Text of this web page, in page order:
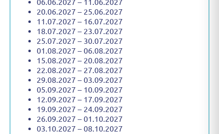
06.06.2027 – 11.06.2027
20.06.2027 – 25.06.2027
11.07.2027 – 16.07.2027
18.07.2027 – 23.07.2027
25.07.2027 – 30.07.2027
01.08.2027 – 06.08.2027
15.08.2027 – 20.08.2027
22.08.2027 – 27.08.2027
29.08.2027 – 03.09.2027
05.09.2027 – 10.09.2027
12.09.2027 – 17.09.2027
19.09.2027 – 24.09.2027
26.09.2027 – 01.10.2027
03.10.2027 – 08.10.2027